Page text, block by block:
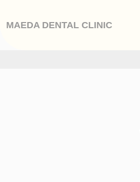
MAEDA DENTAL CLINIC